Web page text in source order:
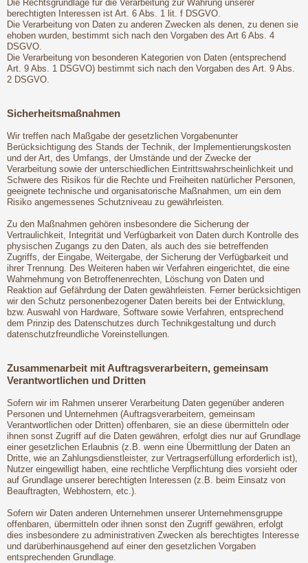
Die Rechtsgrundlage für die Verarbeitung zur Wahrung unserer
berechtigten Interessen ist Art. 6 Abs. 1 lit. f DSGVO.
Die Verarbeitung von Daten zu anderen Zwecken als denen, zu denen sie
ehoben wurden, bestimmt sich nach den Vorgaben des Art 6 Abs. 4
DSGVO.
Die Verarbeitung von besonderen Kategorien von Daten (entsprechend
Art. 9 Abs. 1 DSGVO) bestimmt sich nach den Vorgaben des Art. 9 Abs.
2 DSGVO.
Sicherheitsmaßnahmen
Wir treffen nach Maßgabe der gesetzlichen Vorgabenunter
Berücksichtigung des Stands der Technik, der Implementierungskosten
und der Art, des Umfangs, der Umstände und der Zwecke der
Verarbeitung sowie der unterschiedlichen Eintrittswahrscheinlichkeit und
Schwere des Risikos für die Rechte und Freiheiten natürlicher Personen,
geeignete technische und organisatorische Maßnahmen, um ein dem
Risiko angemessenes Schutzniveau zu gewährleisten.
Zu den Maßnahmen gehören insbesondere die Sicherung der
Vertraulichkeit, Integrität und Verfügbarkeit von Daten durch Kontrolle des
physischen Zugangs zu den Daten, als auch des sie betreffenden
Zugriffs, der Eingabe, Weitergabe, der Sicherung der Verfügbarkeit und
ihrer Trennung. Des Weiteren haben wir Verfahren eingerichtet, die eine
Wahrnehmung von Betroffenenrechten, Löschung von Daten und
Reaktion auf Gefährdung der Daten gewährleisten. Ferner berücksichtigen
wir den Schutz personenbezogener Daten bereits bei der Entwicklung,
bzw. Auswahl von Hardware, Software sowie Verfahren, entsprechend
dem Prinzip des Datenschutzes durch Technikgestaltung und durch
datenschutzfreundliche Voreinstellungen.
Zusammenarbeit mit Auftragsverarbeitern, gemeinsam
Verantwortlichen und Dritten
Sofern wir im Rahmen unserer Verarbeitung Daten gegenüber anderen
Personen und Unternehmen (Auftragsverarbeitern, gemeinsam
Verantwortlichen oder Dritten) offenbaren, sie an diese übermitteln oder
ihnen sonst Zugriff auf die Daten gewähren, erfolgt dies nur auf Grundlage
einer gesetzlichen Erlaubnis (z.B. wenn eine Übermittlung der Daten an
Dritte, wie an Zahlungsdienstleister, zur Vertragserfüllung erforderlich ist),
Nutzer eingewilligt haben, eine rechtliche Verpflichtung dies vorsieht oder
auf Grundlage unserer berechtigten Interessen (z.B. beim Einsatz von
Beauftragten, Webhostern, etc.).
Sofern wir Daten anderen Unternehmen unserer Unternehmensgruppe
offenbaren, übermitteln oder ihnen sonst den Zugriff gewähren, erfolgt
dies insbesondere zu administrativen Zwecken als berechtigtes Interesse
und darüberhinausgehend auf einer den gesetzlichen Vorgaben
entsprechenden Grundlage.